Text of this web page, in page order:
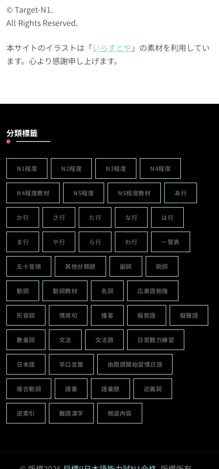
© Target-N1.
All Rights Reserved.
本サイトのイラストは「いらすとや 」の素材を利用してい
ます。心より感謝申し上げます。
分類標籤
N1程度 N2程度 N3程度 N4程度
N4程度教材 N5程度 N5程度教材 あ行
か行 さ行 た行 な行 は行
ま行 や行 ら行 わ行 一覽表
五十音順 其他分類題 副詞 助詞
動詞 動詞教材 名詞 広東語勉強
形容詞 慣用句 播客 擬態語 擬聲語
數量詞 文法 文法題 日常聽力練習
日本語 早口言葉 由閱讀開始習慣日語
複合動詞 語彙 語彙題 近義詞
逆索引 難讀漢字 頻道內容